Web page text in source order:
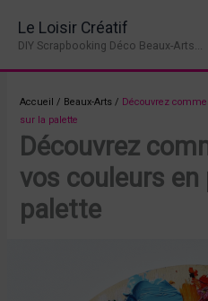
contenu
Le Loisir Créatif
DIY Scrapbooking Déco Beaux-Arts...
Accueil / Beaux-Arts / Découvrez
sur la palette
Découvrez
vos couleurs
palette